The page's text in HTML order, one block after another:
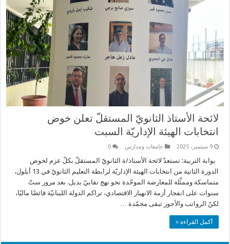
لائحة الأستاذ الثانويّ المستقلّ تعلن خوض
انتخابات الهيئة الإداريّة السبت
9 سبتمبر، 2025 جامعات ومدارس 0
بوابة التربية: تستعدّ لائحة الأستاذ/ة الثانويّ المستقلّ بكلّ عزم لخوض
الدورة الثانية من انتخابات الهيئة الإداريّة لرابطة التعليم الثانويّ في 13 أيلول،
متماسكة وممثِّلة للمعارضة الموحّدة نحو نهج نقابيّ بديل. بعد مرور ستّ
سنوات على انفجار أزمة الانهيار الاقتصادي، تراكم الدولة اللبنانيّة فائضًا ماليًا،
لكنّ الرواتب والأجور تبقى مجمّدة …
أكمل القراءة »